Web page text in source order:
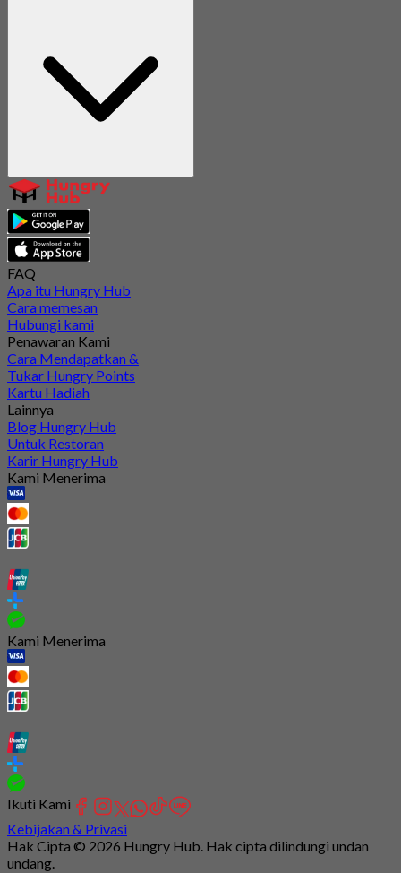
FAQ
Apa itu Hungry Hub
Cara memesan
Hubungi kami
Penawaran Kami
Cara Mendapatkan &
Tukar Hungry Points
Kartu Hadiah
Lainnya
Blog Hungry Hub
Untuk Restoran
Karir Hungry Hub
Kami Menerima
Kami Menerima
Ikuti Kami
Kebijakan & Privasi
Hak Cipta © 2026 Hungry Hub. Hak cipta dilindungi undan
undang.